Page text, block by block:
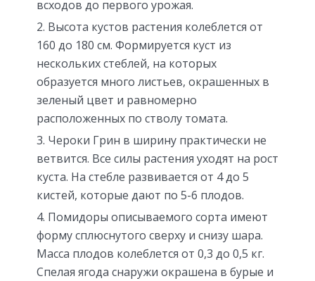
всходов до первого урожая.
Высота кустов растения колеблется от
160 до 180 см. Формируется куст из
нескольких стеблей, на которых
образуется много листьев, окрашенных в
зеленый цвет и равномерно
расположенных по стволу томата.
Чероки Грин в ширину практически не
ветвится. Все силы растения уходят на рост
куста. На стебле развивается от 4 до 5
кистей, которые дают по 5-6 плодов.
Помидоры описываемого сорта имеют
форму сплюснутого сверху и снизу шара.
Масса плодов колеблется от 0,3 до 0,5 кг.
Спелая ягода снаружи окрашена в бурые и